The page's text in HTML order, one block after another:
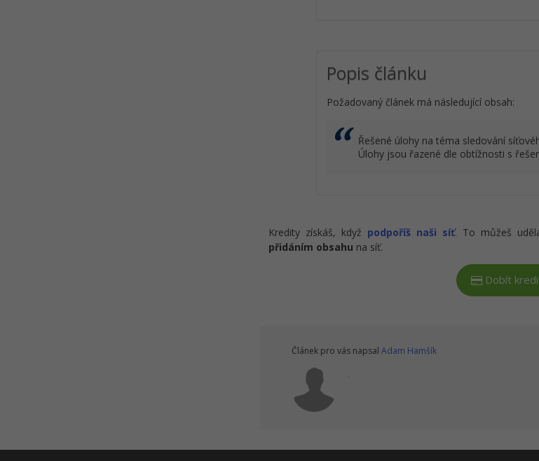
Popis článku
Požadovaný článek má následující obsah:
Řešené úlohy na téma sledování
Úlohy jsou řazené dle obtížnosti s
Kredity získáš, když podpoříš naši síť. To můžeš
přidáním obsahu na síť.
Dobít
Článek pro vás napsal Adam Hamšík
.